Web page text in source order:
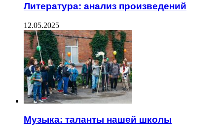
Литература: анализ произведений
12.05.2025
Музыка: таланты нашей школы